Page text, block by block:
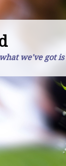
we've got is